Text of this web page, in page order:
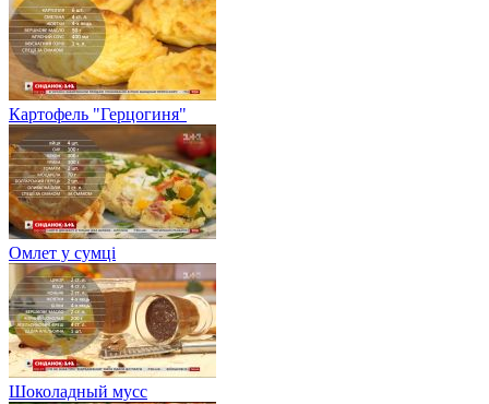
Картофель "Герцогиня"
Омлет у сумці
Шоколадный мусс